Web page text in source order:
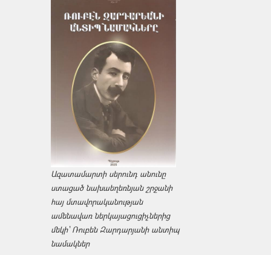
Ազատամարտի սերունդ անունը
ստացած նախաեղեռնյան շրջանի
հայ մտավորականության
ամենավառ ներկայացուցիչներից
մեկի՝ Ռուբեն Զարդարյանի անտիպ
նամակներ